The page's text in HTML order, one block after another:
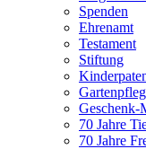
Spenden
Ehrenamt
Testament
Stiftung
Geschenk-
70 Jahre
70 Jahre